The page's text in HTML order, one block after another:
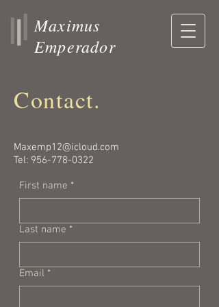
Maximus
Emperador
Contact.
Maxemp12@icloud.com
Tel: 956-778-0322
First name *
Last name *
Email *